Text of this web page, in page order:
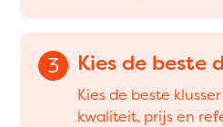
3 Kies de beste
Kies de beste
kwaliteit, prijs en